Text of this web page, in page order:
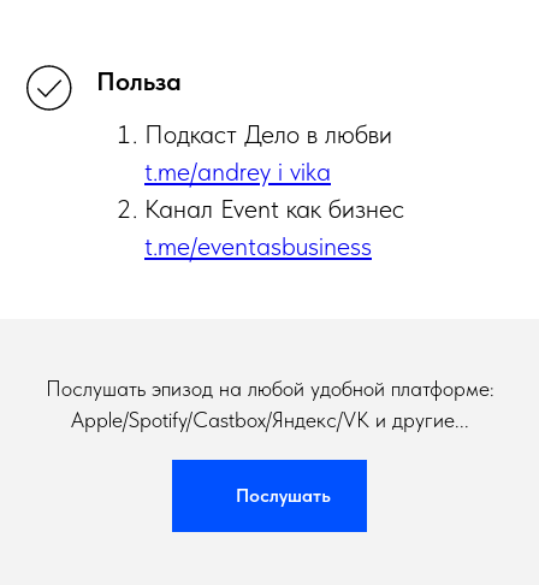
Польза
Подкаст Дело в любви
t.me/andrey_i_vika
Канал Event как бизнес
t.me/eventasbusiness
Послушать эпизод на любой удобной платформе:
Apple/Spotify/Castbox/Яндекс/VK и другие...
Послушать